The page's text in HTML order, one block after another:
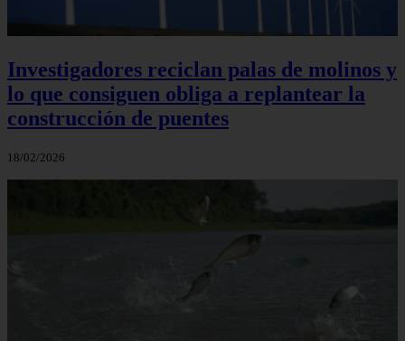
Investigadores reciclan palas de molinos y
lo que consiguen obliga a replantear la
construcción de puentes
18/02/2026